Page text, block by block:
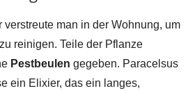
verstreute man in der Wohnung, um
reinigen. Teile der Pflanze
Pestbeulen gegeben. Paracelsus
ein Elixier, das ein langes,